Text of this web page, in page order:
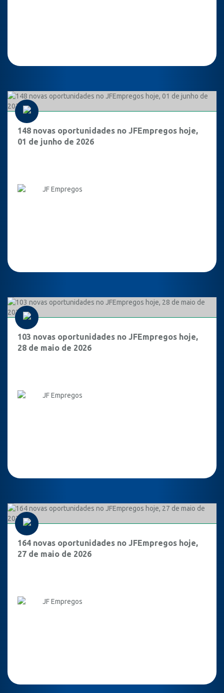
148 novas oportunidades no JFEmpregos hoje,
01 de junho de 2026
JF Empregos
103 novas oportunidades no JFEmpregos hoje,
28 de maio de 2026
JF Empregos
164 novas oportunidades no JFEmpregos hoje,
27 de maio de 2026
JF Empregos